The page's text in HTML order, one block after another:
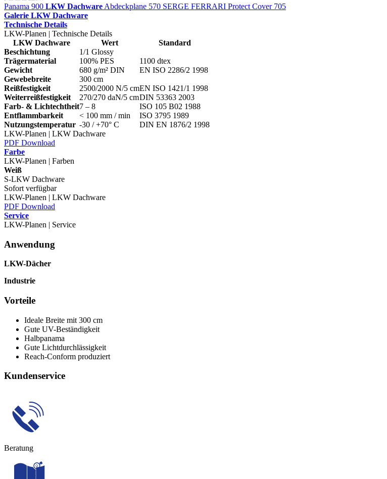
Panama 900 LKW Dachware Abdeckplane 570 SERGE FERRARI Protect Cover 705
Galerie LKW Dachware
Technische Details
LKW-Planen | Technische Details
LKW Dachware
Wert
Standard
Beschichtung
1/1 Glossy
Trägermaterial
100% PES
1100 dtex
Gewicht
680 g/m² DIN
EN ISO 2286/2 1998
Gewebebreite
300 cm
Reißfestigkeit
2500/2000 N/5 cmEN ISO 1421/1 1998
Weiterreißfestigkeit
270/270 daN/5 cmDIN 53363 2003
Farb- & Lichtechtheit7 – 8
ISO 105 B02 1988
Entflammbarkeit
< 100 mm / min
ISO 3795 1989
Nutzungstemperatur -30 / +70° C
DIN EN 1876/2 1998
LKW-Planen | LKW Dachware
PDF Download
Farbe
LKW-Planen | Farben
Weiß
S-LKW Dachware
Sofort verfügbar
LKW-Planen | LKW Dachware
PDF Download
Service
LKW-Planen | Service
Anwendung
LKW-Dächer
Industrie
Vorteile
Ideale Breite mit 300 cm
Gute UV-Beständigkeit
Halbpanama
Gute Lichtdurchlässigkeit
Reach-Conform produziert
Kundenservice
Beratung